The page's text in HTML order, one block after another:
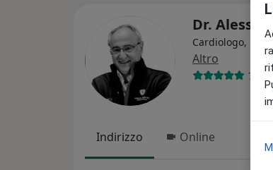
Dr.
Cardiologo,
Altro
78
Indirizzo Online